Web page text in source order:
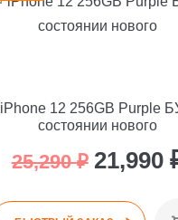
iPhone 12 256GB Purple
состоянии нового
25,290₽ 21,990